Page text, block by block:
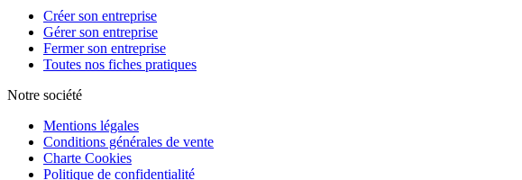
Créer son entreprise
Gérer son entreprise
Fermer son entreprise
Toutes nos fiches pratiques
Notre société
Mentions légales
Conditions générales de vente
Charte Cookies
Politique de confidentialité